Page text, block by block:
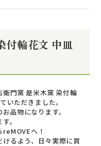
付輪花文 中皿
門窯 是米木窯 染付輪
いただきました。
品物になります。
。
へ！
るよう、日々実際に買